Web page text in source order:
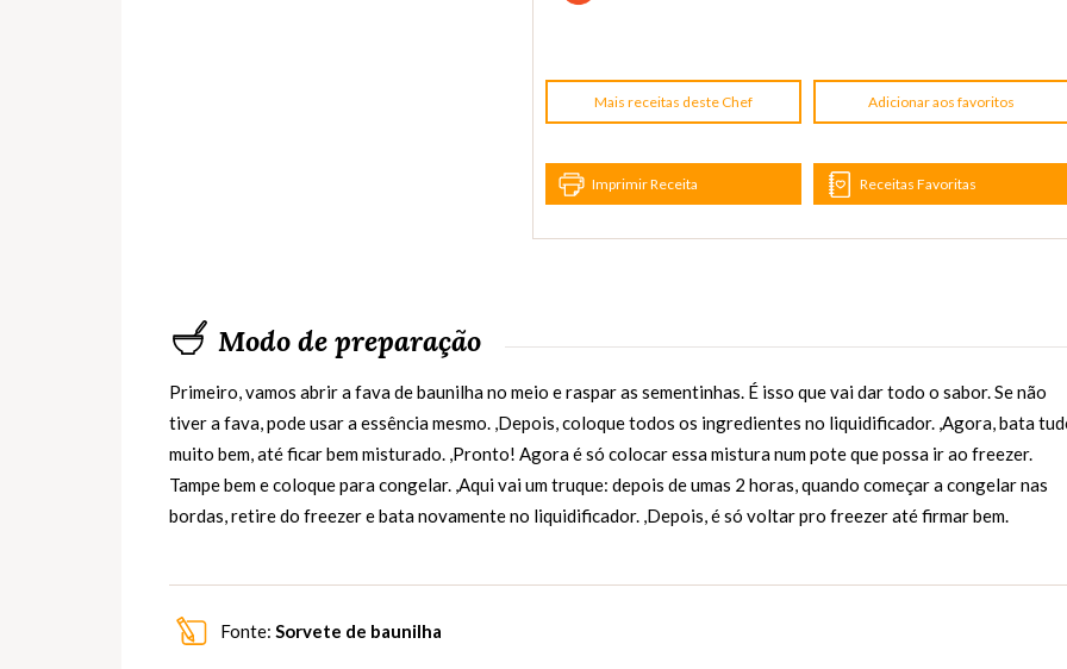
Mais receitas deste Chef Adicionar aos favoritos
Imprimir Receita Receitas Favoritas
Modo de preparação
Primeiro, vamos abrir a fava de baunilha no meio e raspar as sementinhas. É isso que vai dar todo o sabor. Se não
tiver a fava, pode usar a essência mesmo. ,Depois, coloque todos os ingredientes no liquidificador. ,Agora, bata
muito bem, até ficar bem misturado. ,Pronto! Agora é só colocar essa mistura num pote que possa ir ao freezer.
Tampe bem e coloque para congelar. ,Aqui vai um truque: depois de umas 2 horas, quando começar a congelar nas
bordas, retire do freezer e bata novamente no liquidificador. ,Depois, é só voltar pro freezer até firmar bem.
Fonte: Sorvete de baunilha